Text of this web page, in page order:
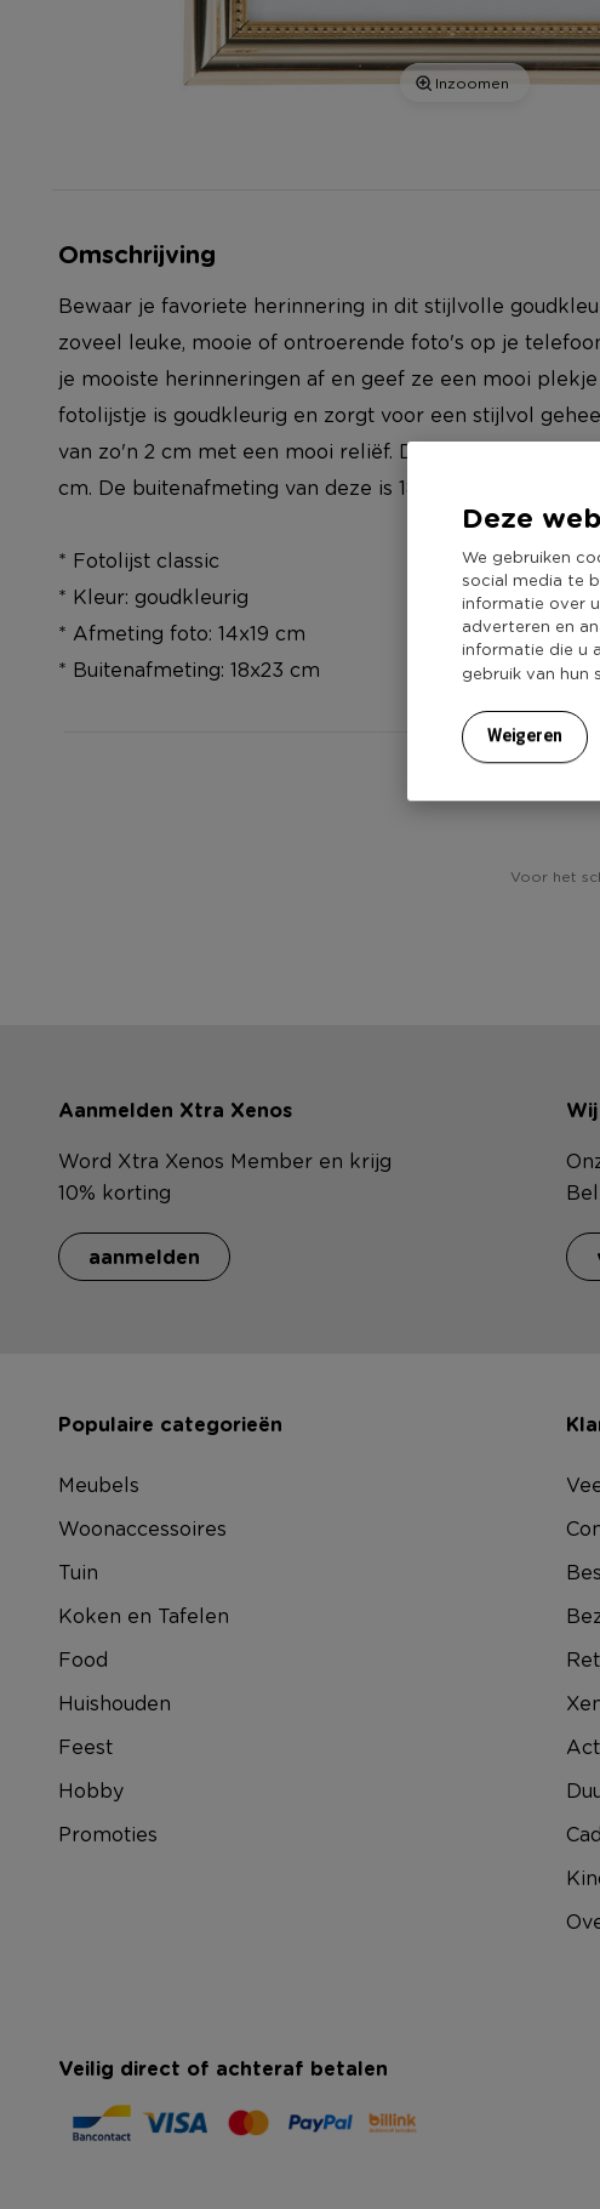
Deze
We gebruiken
social media te
informatie over
adverteren en
informatie die u
gebruik van hun
Weigeren
Inzoomen
Omschrijving
Bewaar je favoriete herinnering in dit stijlvolle
zoveel leuke, mooie of ontroerende foto's op je
je mooiste herinneringen af en geef ze een mooi
fotolijstje is goudkleurig en zorgt voor een stijlvol
van zo'n 2 cm met een mooi reliëf. De binnenmaat van
cm. De buitenafmeting van deze is 18x23 cm.
* Fotolijst classic
* Kleur: goudkleurig
* Afmeting foto: 14x19 cm
* Buitenafmeting: 18x23 cm
Voor het
Aanmelden Xtra Xenos
Word Xtra Xenos Member en krijg
10% korting
aanmelden
Populaire categorieën
Meubels
Woonaccessoires
Tuin
Koken en Tafelen
Food
Huishouden
Feest
Hobby
Promoties
Veilig direct of achteraf betalen